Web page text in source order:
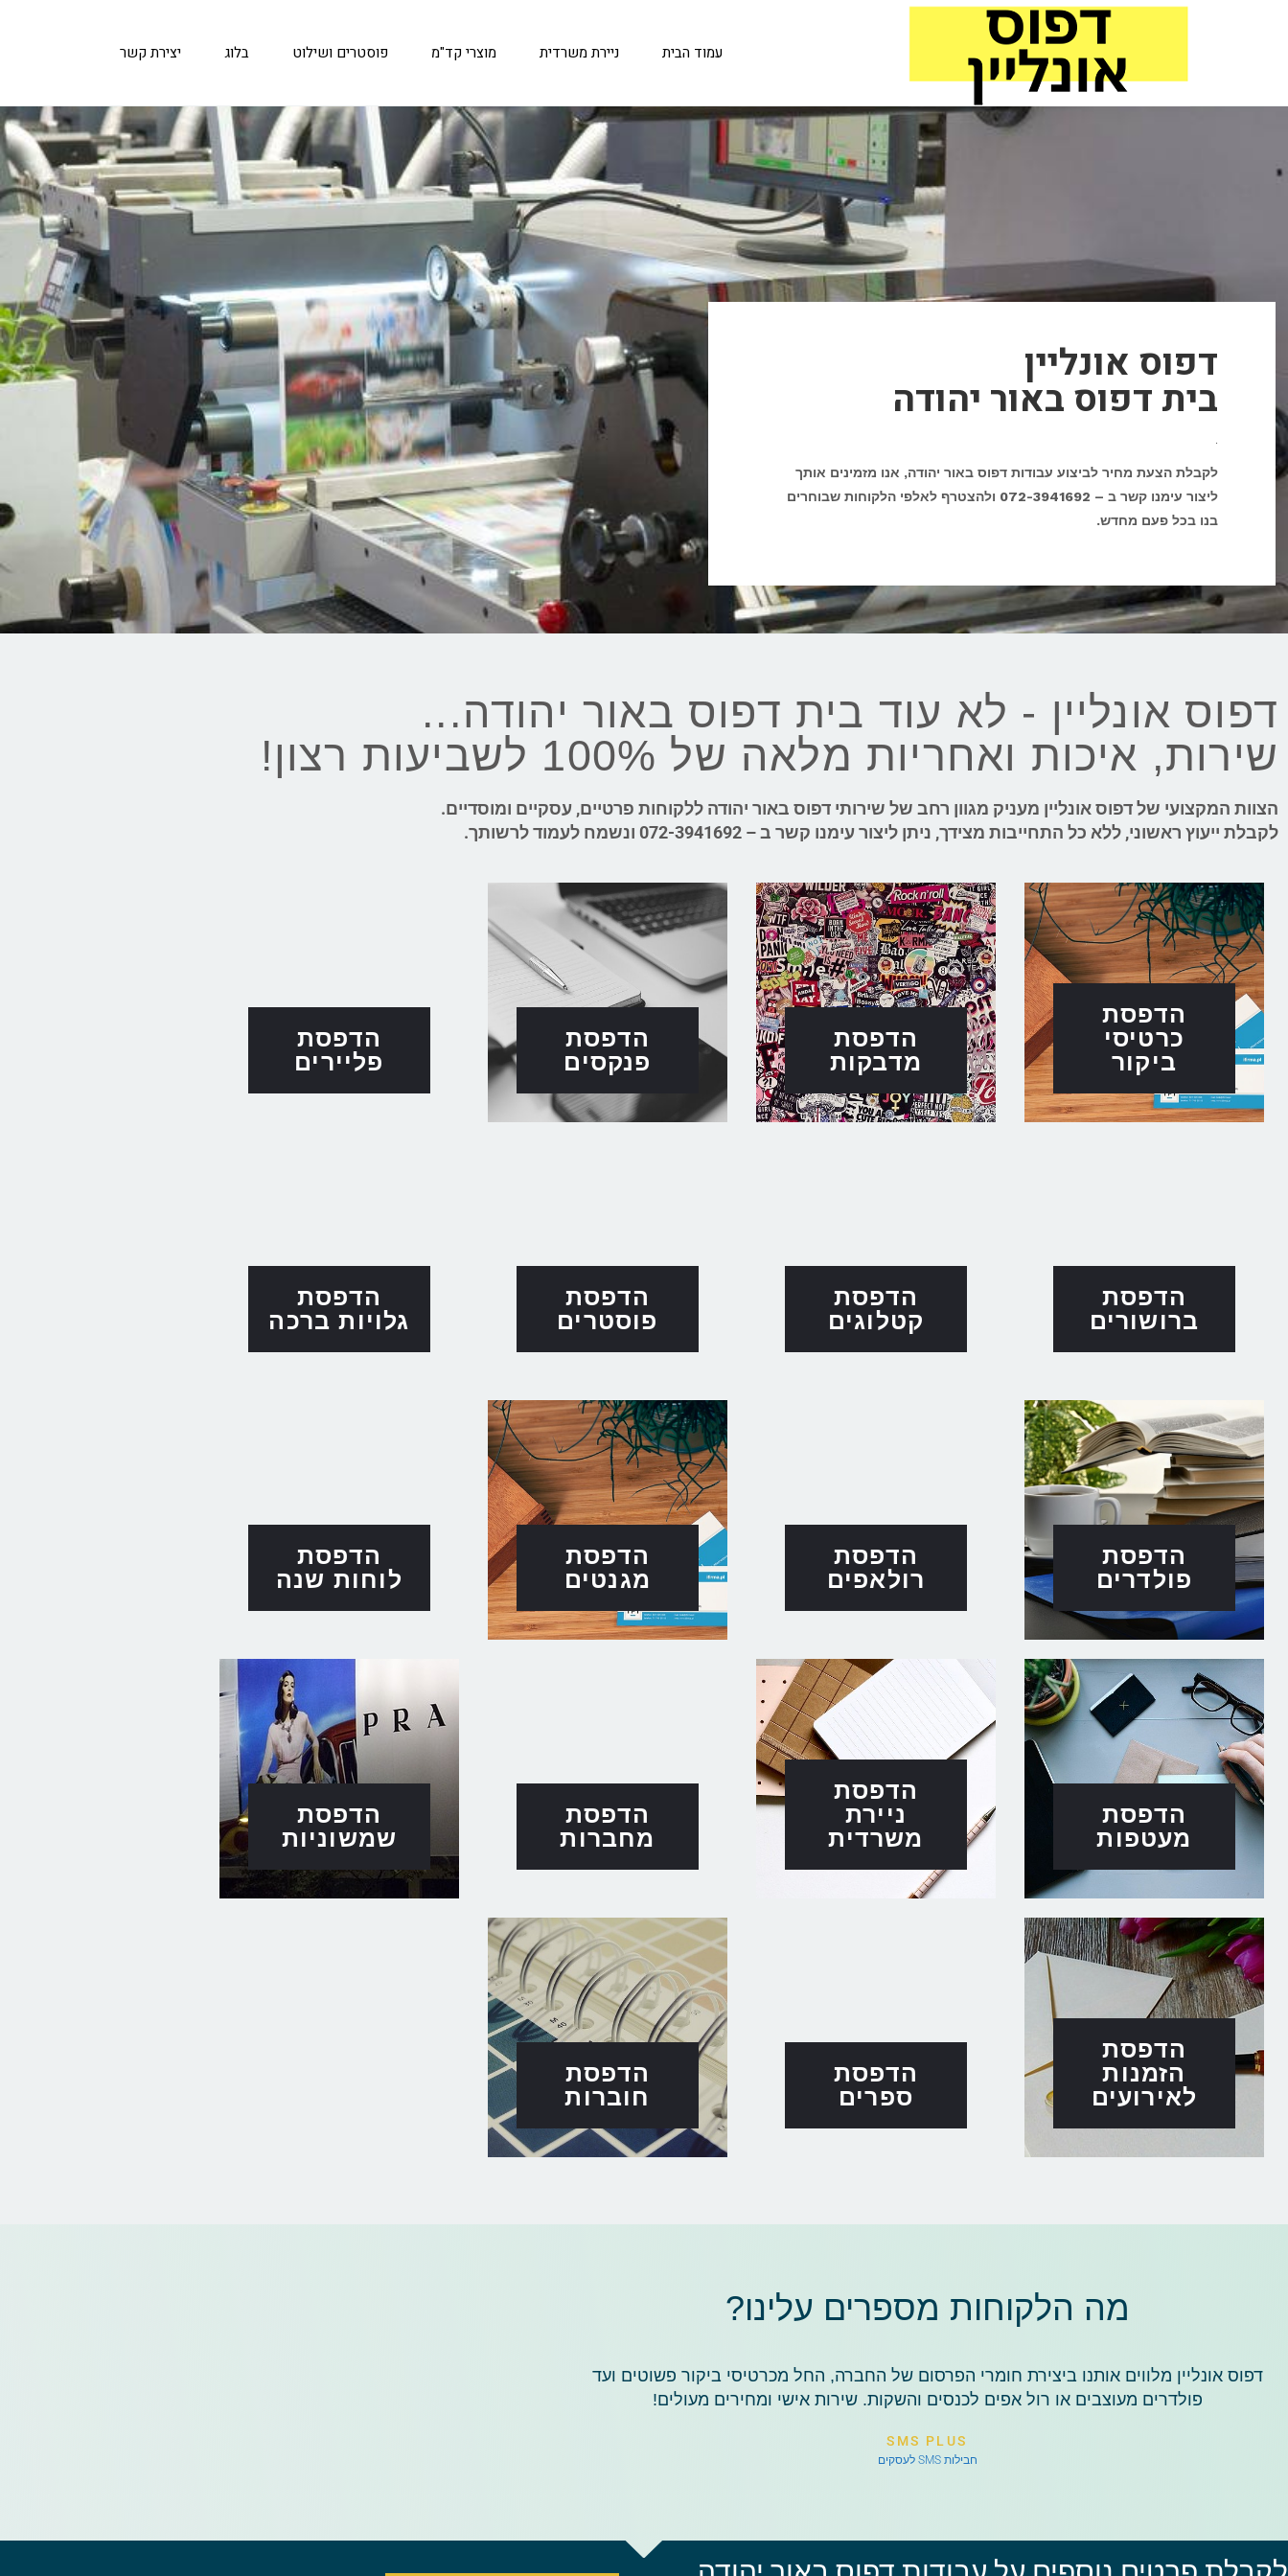
עמוד הבית ניירת משרדית מוצרי קד"מ פוסטרים ושילוט בלוג יצירת קשר
דפוס אונליין
בית דפוס באור יהודה
לקבלת הצעת מחיר לביצוע עבודות דפוס באור יהודה, אנו מזמינים אותך
ליצור עימנו קשר ב – 072-3941692 ולהצטרף לאלפי הלקוחות שבוחרים
בנו בכל פעם מחדש.
דפוס אונליין - לא עוד בית דפוס באור יהודה...
שירות, איכות ואחריות מלאה של 100% לשביעות רצון!
הצוות המקצועי של דפוס אונליין מעניק מגוון רחב של שירותי דפוס באור יהודה ללקוחות פרטיים, עסקיים ומוסדיים.
לקבלת ייעוץ ראשוני, ללא כל התחייבות מצידך, ניתן ליצור עימנו קשר ב – 072-3941692 ונשמח לעמוד לרשותך.
הדפסת
כרטיסי
ביקור
הדפסת
מדבקות
הדפסת
פנקסים
הדפסת
פליירים
הדפסת
ברושורים
הדפסת
קטלוגים
הדפסת
פוסטרים
הדפסת
גלויות ברכה
הדפסת
פולדרים
הדפסת
רולאפים
הדפסת
מגנטים
הדפסת
לוחות שנה
הדפסת
מעטפות
הדפסת
ניירת
משרדית
הדפסת
מחברות
הדפסת
שמשוניות
הדפסת
הזמנות
לאירועים
הדפסת
ספרים
הדפסת
חוברות
מה הלקוחות מספרים עלינו?
דפוס אונליין מלווים אותנו ביצירת חומרי הפרסום של החברה, החל מכרטיסי ביקור פשוטים ועד
פולדרים מעוצבים או רול אפים לכנסים והשקות. שירות אישי ומחירים מעולים!
SMS PLUS
חבילות SMS לעסקים